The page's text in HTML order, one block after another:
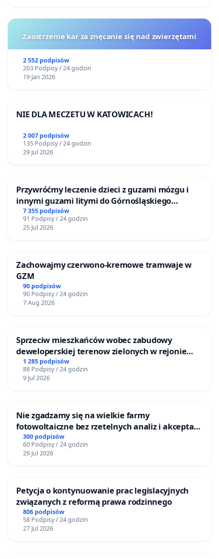
Zaostrzenie kar za znęcanie się nad zwierzętami
2 552 podpisów
203 Podpisy / 24 godzin
19 Jan 2026
NIE DLA MECZETU W KATOWICACH!
2 007 podpisów
135 Podpisy / 24 godzin
29 Jul 2026
Przywróćmy leczenie dzieci z guzami mózgu i
innymi guzami litymi do Górnośląskiego
Centrum Zdrowia Dziecka w Katowicach
7 355 podpisów
91 Podpisy / 24 godzin
25 Jul 2026
Zachowajmy czerwono-kremowe tramwaje w
GZM
90 podpisów
90 Podpisy / 24 godzin
7 Aug 2026
Sprzeciw mieszkańców wobec zabudowy
deweloperskiej terenow zielonych w rejonie
Bulwarów Straceńskich w Bielsku-Białej
1 285 podpisów
88 Podpisy / 24 godzin
9 Jul 2026
Nie zgadzamy się na wielkie farmy
fotowoltaiczne bez rzetelnych analiz i akceptacji
mieszkańców
300 podpisów
60 Podpisy / 24 godzin
29 Jul 2026
Petycja o kontynuowanie prac legislacyjnych
związanych z reformą prawa rodzinnego
806 podpisów
58 Podpisy / 24 godzin
27 Jul 2026